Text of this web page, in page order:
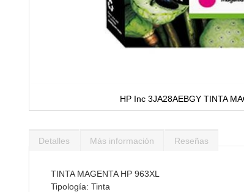
HP Inc 3JA28AEBGY TINTA
comienzo
galería
Detalles
TINTA MAGENTA HP 963XL
Tipología: Tinta
Más información Reseñas